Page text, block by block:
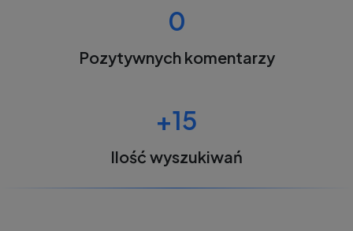
0
Pozytywnych komentarzy
+15
Ilość wyszukiwań